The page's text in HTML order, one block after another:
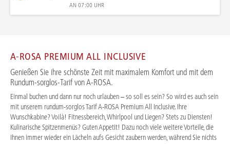
AN07:00 UHR
A-ROSA PREMIUM ALL INCLUSIVE
Genießen Sie ihre schönste Zeit mit maximalem Komfort und mit dem
Rundum-sorglos-Tarif von A-ROSA.
Einmal buchen und dann nur noch urlauben – so soll es sein? So wird es auch sein
mit unserem rundum-sorglos Tarif A-ROSA Premium All Inclusive. Ihre
Wunschkabine? Voilà! Fitnessbereich, Whirlpool und Liegen? Stets zu Diensten!
Kulinarische Spitzenmenüs? Guten Appetit! Dazu noch viele weitere Vorteile, die
Ihnen immer wieder ein Lächeln aufs Gesicht zaubern werden, während Sie nichts